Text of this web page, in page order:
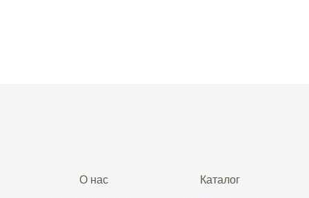
Каталог
О нас